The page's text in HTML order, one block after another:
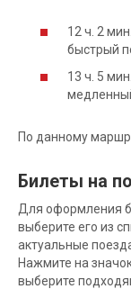
12 ч. 2
быстрый
13 ч. 5
По данному
Билеты на
Для оформления
выберите его из
актуальные
Нажмите на
выберите